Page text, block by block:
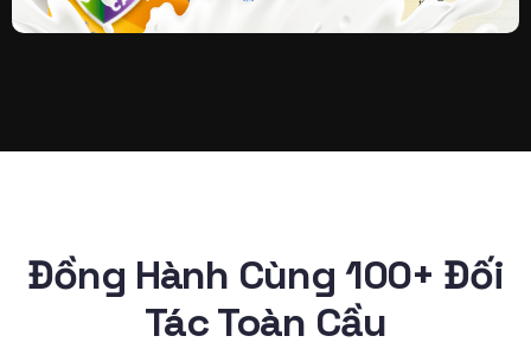
Đồng Hành Cùng 100+ Đối
Tác Toàn Cầu